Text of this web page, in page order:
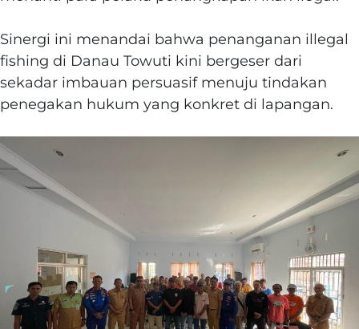
‎Sinergi ini menandai bahwa penanganan illegal
fishing di Danau Towuti kini bergeser dari
sekadar imbauan persuasif menuju tindakan
penegakan hukum yang konkret di lapangan.